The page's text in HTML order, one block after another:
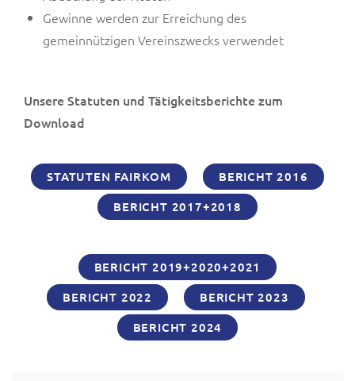
Gewinne werden zur Erreichung des
gemeinnützigen Vereinszwecks verwendet
Unsere Statuten und Tätigkeitsberichte zum
Download
STATUTEN FAIRKOM
BERICHT 2016
BERICHT 2017+2018
BERICHT 2019+2020+2021
BERICHT 2022
BERICHT 2023
BERICHT 2024